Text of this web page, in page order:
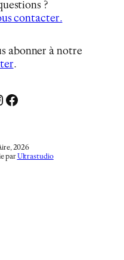
?
contacter.
abonner à notre
…
Facebook
2026
par Ultrastudio